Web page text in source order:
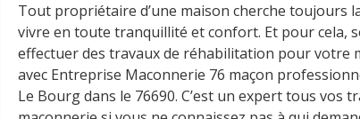
Tout propriétaire d’une maison cherche toujours
vivre en toute tranquillité et confort. Et pour cela,
effectuer des travaux de réhabilitation pour votre
avec Entreprise Maconnerie 76 maçon
Le Bourg dans le 76690. C’est un expert tous vos